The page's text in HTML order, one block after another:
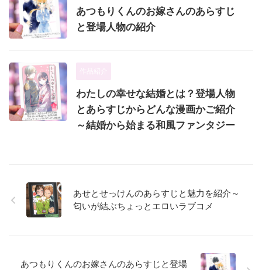
あつもりくんのお嫁さんのあらすじ
と登場人物の紹介
わたしの幸せな結婚とは？登場人物
とあらすじからどんな漫画かご紹介
～結婚から始まる和風ファンタジー
あせとせっけんのあらすじと魅力を紹介～
匂いが結ぶちょっとエロいラブコメ
あつもりくんのお嫁さんのあらすじと登場